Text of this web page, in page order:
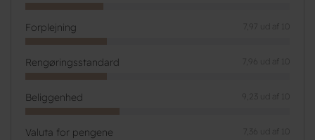
Forplejning 7,97 ud af 10
Rengøringsstandard 7,96 ud af 10
Beliggenhed 9,23 ud af 10
Valuta for pengene 7,36 ud af 10